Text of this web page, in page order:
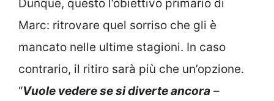
Dunque, questo l’obiettivo primario di
Marc: ritrovare quel sorriso che gli è
mancato nelle ultime stagioni. In caso
contrario, il ritiro sarà più che un’opzione.
“Vuole vedere se si diverte ancora –